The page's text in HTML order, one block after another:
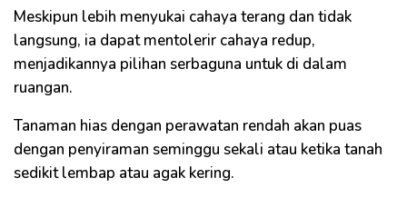
Meskipun lebih menyukai cahaya terang dan tidak
langsung, ia dapat mentolerir cahaya redup,
menjadikannya pilihan serbaguna untuk di dalam
ruangan.
Tanaman hias dengan perawatan rendah akan puas
dengan penyiraman seminggu sekali atau ketika tanah
sedikit lembap atau agak kering.